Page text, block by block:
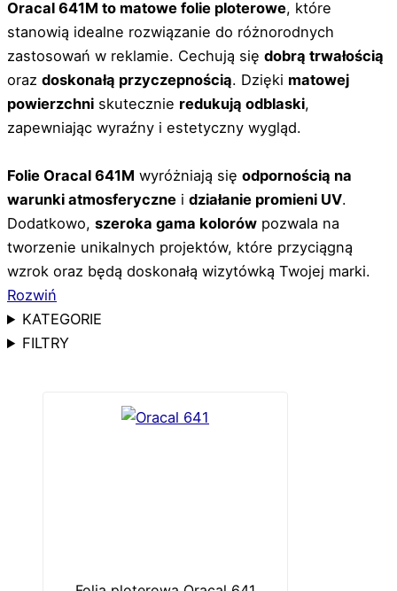
Oracal 641M to matowe folie ploterowe, które
stanowią idealne rozwiązanie do różnorodnych
zastosowań w reklamie. Cechują się dobrą trwałością
oraz doskonałą przyczepnością. Dzięki matowej
powierzchni skutecznie redukują odblaski,
zapewniając wyraźny i estetyczny wygląd.
Folie Oracal 641M wyróżniają się odpornością na
warunki atmosferyczne i działanie promieni UV.
Dodatkowo, szeroka gama kolorów pozwala na
tworzenie unikalnych projektów, które przyciągną
wzrok oraz będą doskonałą wizytówką Twojej marki.
Rozwiń
KATEGORIE
FILTRY